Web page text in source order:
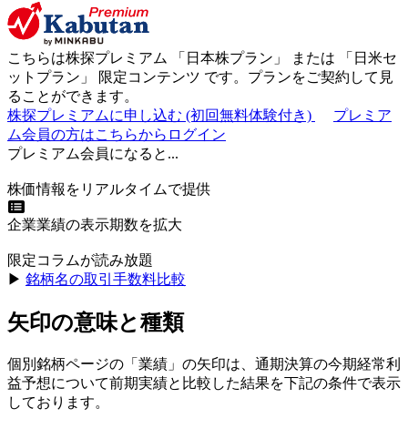
こちらは株探プレミアム 「 日本株プラン 」 または 「 日米セ
ットプラン 」 限定コンテンツ です。プランをご契約して見
ることができます。
株探プレミアムに申し込む (初回無料体験付き)
プレミア
ム会員の方はこちらからログイン
プレミアム会員になると...
株価情報をリアルタイムで提供
企業業績の表示期数を拡大
限定コラムが読み放題
▶︎ 銘柄名の取引手数料比較
矢印の意味と種類
個別銘柄ページの「業績」の矢印は、通期決算の今期経常利
益予想について前期実績と比較した結果を下記の条件で表示
しております。